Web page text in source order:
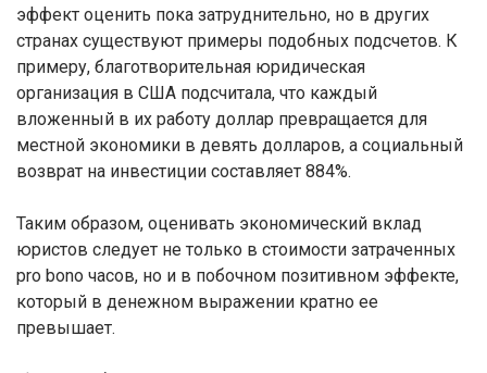
эффект оценить пока затруднительно, но в других
странах существуют примеры подобных подсчетов. К
примеру, благотворительная юридическая
организация в США подсчитала, что каждый
вложенный в их работу доллар превращается для
местной экономики в девять долларов, а социальный
возврат на инвестиции составляет 884%.
Таким образом, оценивать экономический вклад
юристов следует не только в стоимости затраченных
pro bono часов, но и в побочном позитивном эффекте,
который в денежном выражении кратно ее
превышает.